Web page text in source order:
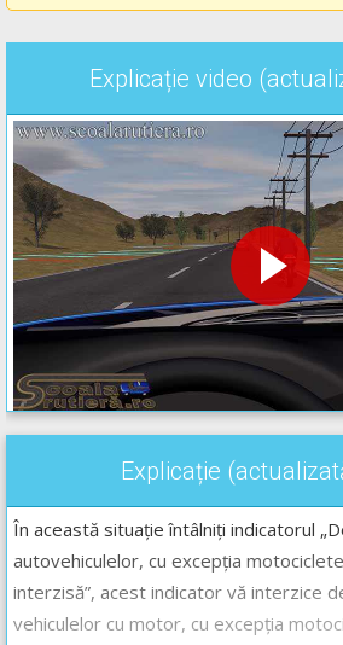
Explicație video
Explicație
În această situație întâlniți indicatorul
autovehiculelor, cu excepția
interzisă”, acest indicator vă interzice
vehiculelor cu motor, cu excepția